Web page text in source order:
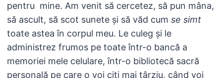
pentru mine. Am venit să cercetez, să pun mâna,
să ascult, să scot sunete și să văd cum se simt
toate astea în corpul meu. Le culeg și le
administrez frumos pe toate într-o bancă a
memoriei mele celulare, într-o bibliotecă sacră
personală pe care o voi citi mai târziu, când voi